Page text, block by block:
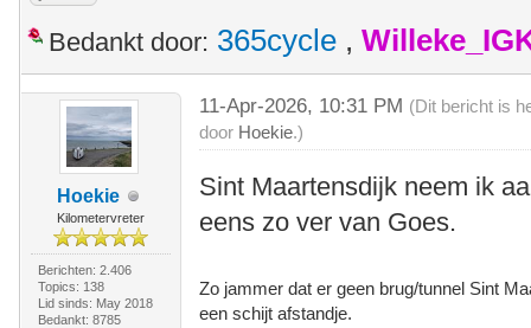
Bedankt door: 365cycle ,
Hoekie
Kilometervreter
Berichten: 2.406
Topics: 138
Lid sinds: May 2018
Bedankt: 8785
11-Apr-2026, 10:31 PM (Dit bericht is
door Hoekie.)
Sint Maartensdijk neem ik
eens zo ver van Goes.
Zo jammer dat er geen brug/tunnel Sint
een schijt afstandje.